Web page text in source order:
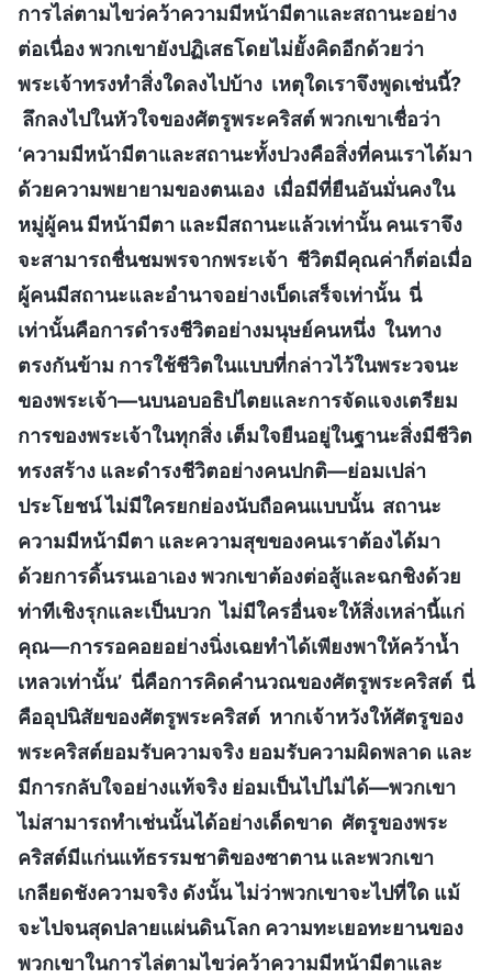
การไล่ตามไขว่คว้าความมีหน้ามีตาและสถานะอย่าง
ต่อเนื่อง พวกเขายังปฏิเสธโดยไม่ยั้งคิดอีกด้วยว่า
พระเจ้าทรงทำสิ่งใดลงไปบ้าง เหตุใดเราจึงพูดเช่นนี้?
ลึกลงไปในหัวใจของศัตรูพระคริสต์ พวกเขาเชื่อว่า
‘ความมีหน้ามีตาและสถานะทั้งปวงคือสิ่งที่คนเราได้มา
ด้วยความพยายามของตนเอง เมื่อมีที่ยืนอันมั่นคงใน
หมู่ผู้คน มีหน้ามีตา และมีสถานะแล้วเท่านั้น คนเราจึง
จะสามารถชื่นชมพรจากพระเจ้า ชีวิตมีคุณค่าก็ต่อเมื่อ
ผู้คนมีสถานะและอำนาจอย่างเบ็ดเสร็จเท่านั้น นี่
เท่านั้นคือการดำรงชีวิตอย่างมนุษย์คนหนึ่ง ในทาง
ตรงกันข้าม การใช้ชีวิตในแบบที่กล่าวไว้ในพระวจนะ
ของพระเจ้า—นบนอบอธิปไตยและการจัดแจงเตรียม
การของพระเจ้าในทุกสิ่ง เต็มใจยืนอยู่ในฐานะสิ่งมีชีวิต
ทรงสร้าง และดำรงชีวิตอย่างคนปกติ—ย่อมเปล่า
ประโยชน์ ไม่มีใครยกย่องนับถือคนแบบนั้น สถานะ
ความมีหน้ามีตา และความสุขของคนเราต้องได้มา
ด้วยการดิ้นรนเอาเอง พวกเขาต้องต่อสู้และฉกชิงด้วย
ท่าทีเชิงรุกและเป็นบวก ไม่มีใครอื่นจะให้สิ่งเหล่านี้แก่
คุณ—การรอคอยอย่างนิ่งเฉยทำได้เพียงพาให้คว้าน้ำ
เหลวเท่านั้น’ นี่คือการคิดคำนวณของศัตรูพระคริสต์ นี่
คืออุปนิสัยของศัตรูพระคริสต์ หากเจ้าหวังให้ศัตรูของ
พระคริสต์ยอมรับความจริง ยอมรับความผิดพลาด และ
มีการกลับใจอย่างแท้จริง ย่อมเป็นไปไม่ได้—พวกเขา
ไม่สามารถทำเช่นนั้นได้อย่างเด็ดขาด ศัตรูของพระ
คริสต์มีแก่นแท้ธรรมชาติของซาตาน และพวกเขา
เกลียดชังความจริง ดังนั้น ไม่ว่าพวกเขาจะไปที่ใด แม้
จะไปจนสุดปลายแผ่นดินโลก ความทะเยอทะยานของ
พวกเขาในการไล่ตามไขว่คว้าความมีหน้ามีตาและ